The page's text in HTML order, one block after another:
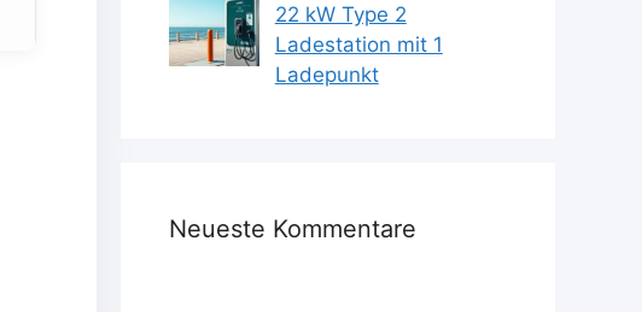
22 kW Type 2
Ladestation mit 1
Ladepunkt
Neueste Kommentare